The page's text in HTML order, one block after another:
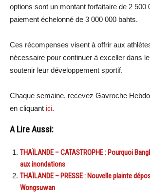
options sont un montant forfaitaire de 2 500
paiement échelonné de 3 000 000 bahts.
Ces récompenses visent à offrir aux
nécessaire pour continuer à exceller dans
soutenir leur développement sportif.
Chaque semaine, recevez Gavroche
en cliquant ici.
A Lire Aussi:
THAÏLANDE – CATASTROPHE : Pourquoi
aux inondations
THAÏLANDE – PRESSE : Nouvelle plainte
Wongsuwan